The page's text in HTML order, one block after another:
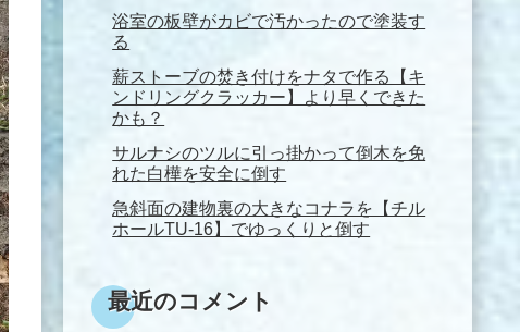
浴室の板壁がカビで汚かったので塗装す
る
薪ストーブの焚き付けをナタで作る【キ
ンドリングクラッカー】より早くできた
かも？
サルナシのツルに引っ掛かって倒木を免
れた白樺を安全に倒す
急斜面の建物裏の大きなコナラを【チル
ホールTU-16】でゆっくりと倒す
最近のコメント